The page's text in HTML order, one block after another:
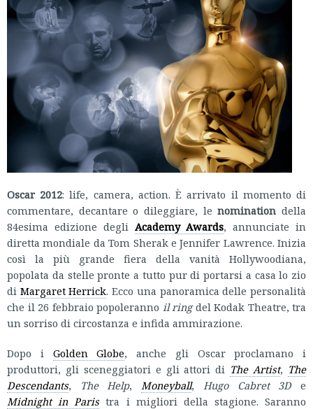
Oscar 2012: life, camera, action. È arrivato il momento di
commentare, decantare o dileggiare, lenomination della
84esima edizione degli Academy Awards, annunciate in
diretta mondiale da Tom Sherak e Jennifer Lawrence. Inizia
così la più grande fiera della vanità Hollywoodiana,
popolata da stelle pronte a tutto pur di portarsi a casa lo zio
di Margaret Herrick. Ecco una panoramica delle personalità
che il 26 febbraio popoleranno il ringdel Kodak Theatre, tra
un sorriso di circostanza e infida ammirazione.
Dopo i Golden Globe, anche gli Oscar proclamano i
produttori, gli sceneggiatori e gli attori di The Artist, The
Descendants, The Help, Moneyball, Hugo Cabret 3De
Midnight in Paristra i migliori della stagione. Saranno